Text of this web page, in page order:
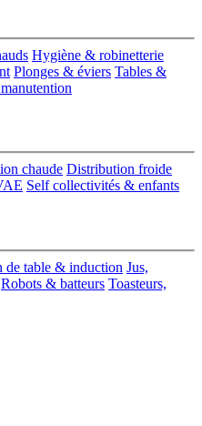
Hygiène & robinetterie
Plonges & éviers Tables &
chaude Distribution froide
Self collectivités & enfants
de table & induction Jus,
Robots & batteurs Toasteurs,